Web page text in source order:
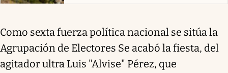
Como sexta fuerza política nacional se sitúa la
Agrupación de Electores Se acabó la fiesta, del
agitador ultra Luis "Alvise" Pérez, que